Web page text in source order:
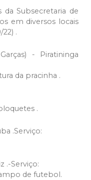
da Subsecretaria de
em diversos locais
.
- Piratininga
da pracinha .
.
.Serviço:
.-Serviço:
de futebol.